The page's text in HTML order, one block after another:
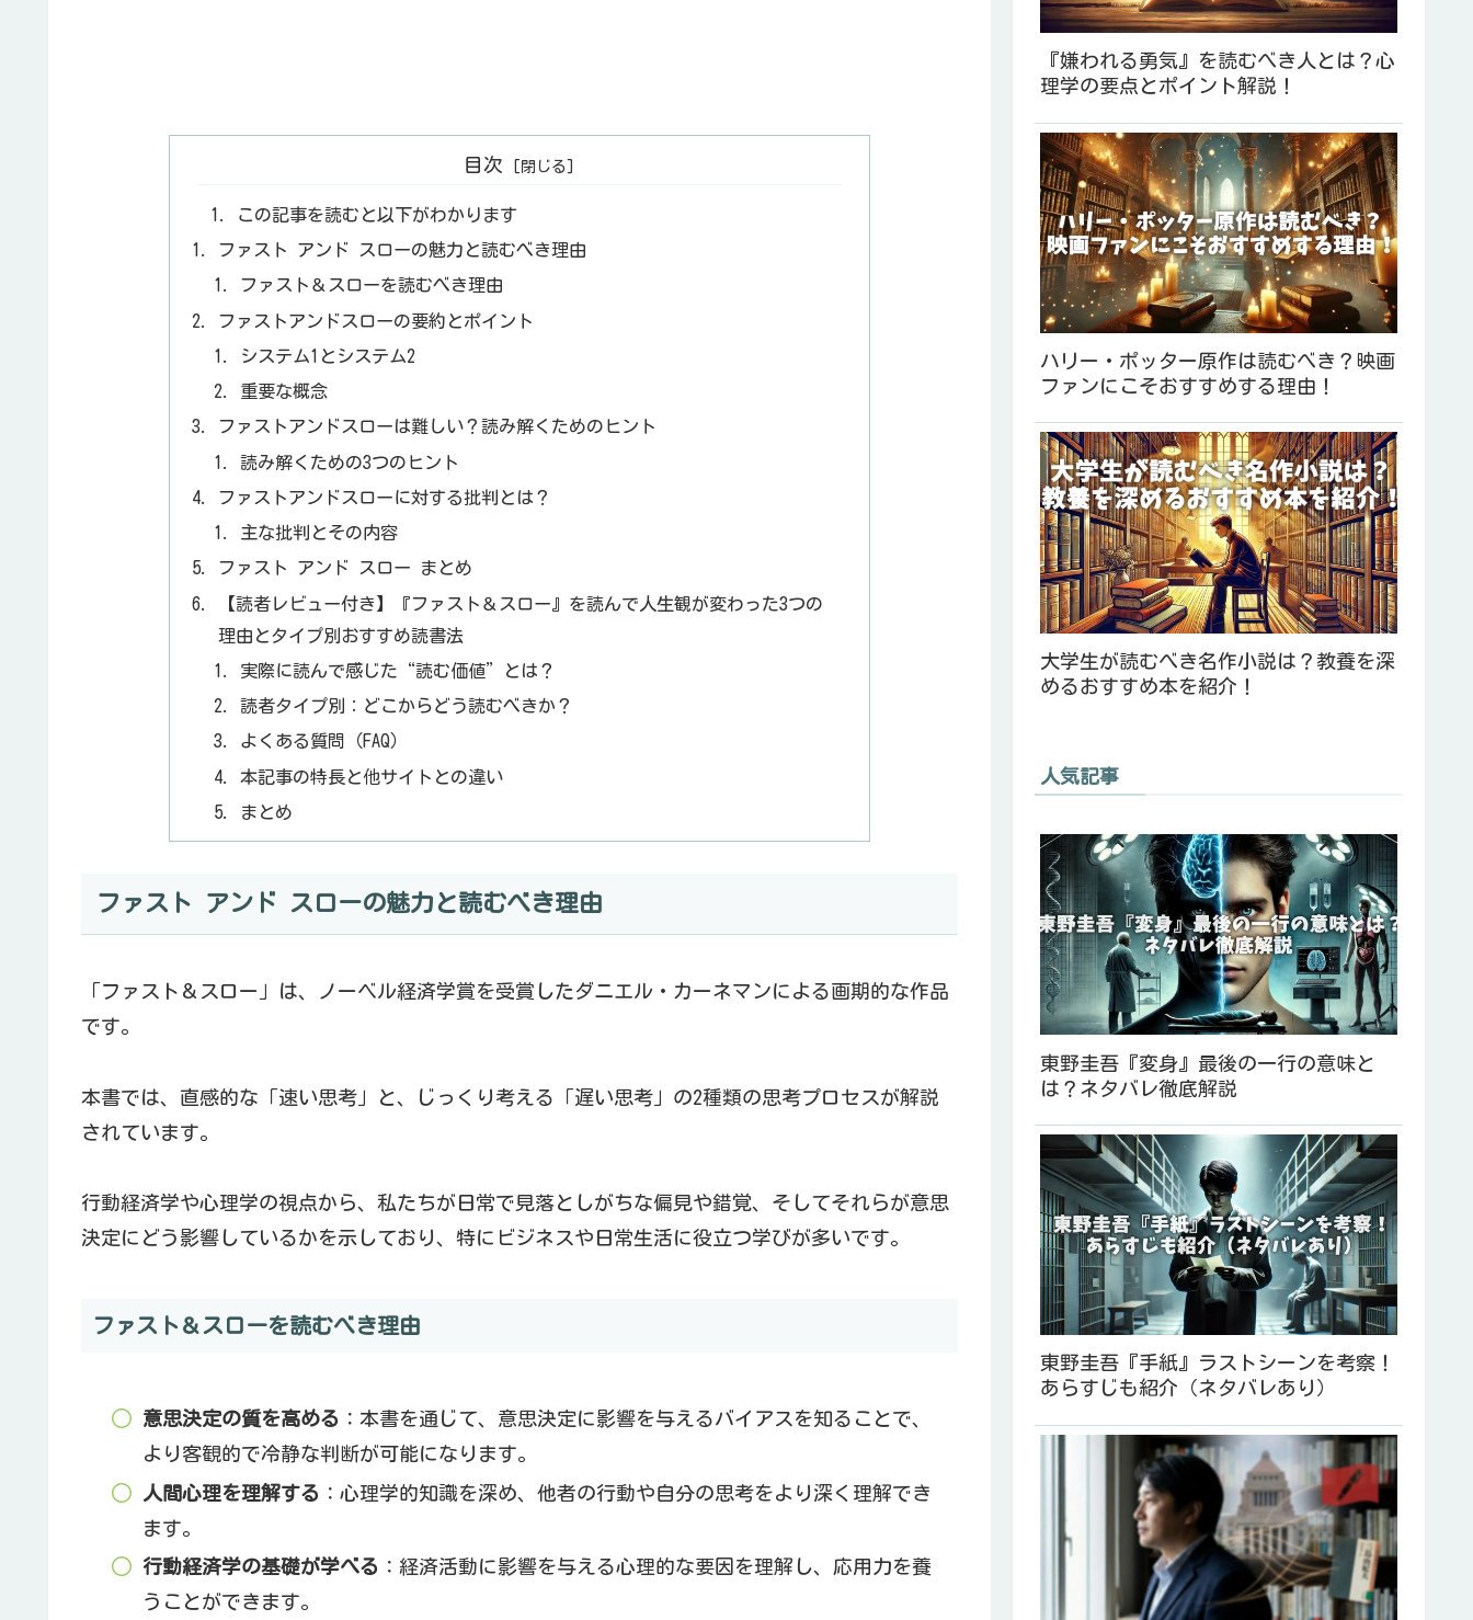
目次
この記事を読むと以下がわかります
ファスト アンド スローの魅力と読むべき理由
ファスト＆スローを読むべき理由
ファストアンドスローの要約とポイント
システム1とシステム2
重要な概念
ファストアンドスローは難しい？読み解くためのヒント
読み解くための3つのヒント
ファストアンドスローに対する批判とは？
主な批判とその内容
ファスト アンド スロー まとめ
【読者レビュー付き】『ファスト＆スロー』を読んで人生観が変わった3つの
理由とタイプ別おすすめ読書法
実際に読んで感じた“読む価値”とは？
読者タイプ別：どこからどう読むべきか？
よくある質問（FAQ）
本記事の特長と他サイトとの違い
まとめ
ファスト アンド スローの魅力と読むべき理由
「ファスト＆スロー」は、ノーベル経済学賞を受賞したダニエル・カーネマンによる画期的な作品
です。
本書では、直感的な「速い思考」と、じっくり考える「遅い思考」の2種類の思考プロセスが解説
されています。
行動経済学や心理学の視点から、私たちが日常で見落としがちな偏見や錯覚、そしてそれらが意思
決定にどう影響しているかを示しており、特にビジネスや日常生活に役立つ学びが多いです。
ファスト＆スローを読むべき理由
意思決定の質を高める ：本書を通じて、意思決定に影響を与えるバイアスを知ることで、
より客観的で冷静な判断が可能になります。
人間心理を理解する ：心理学的知識を深め、他者の行動や自分の思考をより深く理解でき
ます。
行動経済学の基礎が学べる ：経済活動に影響を与える心理的な要因を理解し、応用力を養
うことができます。
『嫌われる勇気』を読むべき人とは？心
理学の要点とポイント解説！
ハリー・ポッター原作は読むべき？映画
ファンにこそおすすめする理由！
大学生が読むべき名作小説は？教養を深
めるおすすめ本を紹介！
人気記事
東野圭吾『変身』最後の一行の意味と
は？ネタバレ徹底解説
東野圭吾『手紙』ラストシーンを考察！
あらすじも紹介（ネタバレあり）